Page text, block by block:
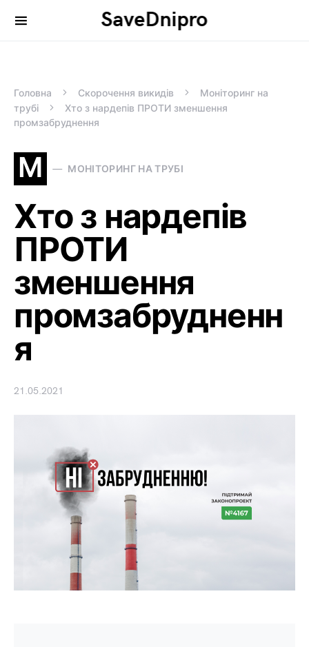
SaveDnipro
Search for:
Головна Скорочення викидів
Моніторинг на
трубі
Хто з нардепів ПРОТИ зменшення
промзабруднення
М МОНІТОРИНГ НА ТРУБІ
Хто з нардепів
ПРОТИ
зменшення
промзабрудненн
я
21.05.2021